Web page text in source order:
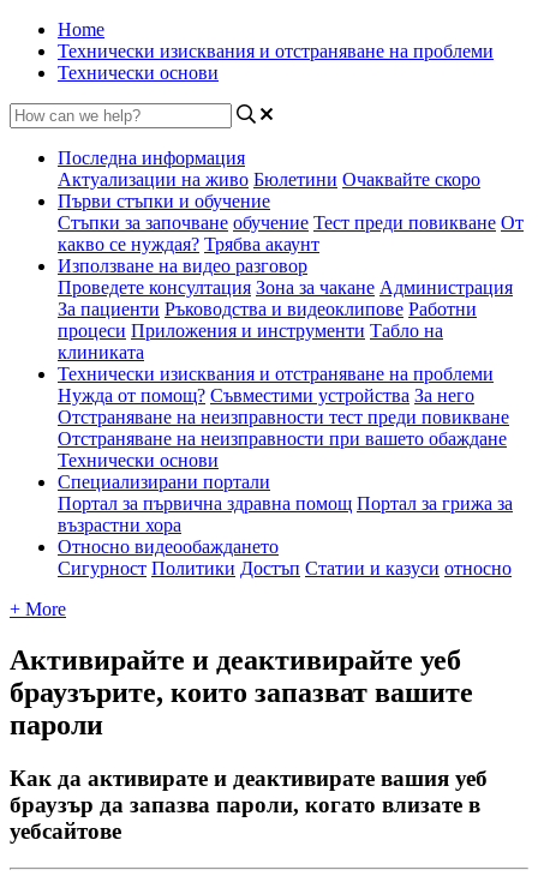
Home
Технически изисквания и отстраняване на проблеми
Технически основи
Последна информация
Актуализации на живо Бюлетини Очаквайте скоро
Първи стъпки и обучение
Стъпки за започване обучение Тест преди повикване От
какво се нуждая? Трябва акаунт
Използване на видео разговор
Проведете консултация Зона за чакане Администрация
За пациенти Ръководства и видеоклипове Работни
процеси Приложения и инструменти Табло на
клиниката
Технически изисквания и отстраняване на проблеми
Нужда от помощ? Съвместими устройства За него
Отстраняване на неизправности тест преди повикване
Отстраняване на неизправности при вашето обаждане
Технически основи
Специализирани портали
Портал за първична здравна помощ Портал за грижа за
възрастни хора
Относно видеообаждането
Сигурност Политики Достъп Статии и казуси относно
+ More
Активирайте и деактивирайте уеб
браузърите, които запазват вашите
пароли
Как да активирате и деактивирате вашия уеб
браузър да запазва пароли, когато влизате в
уебсайтове